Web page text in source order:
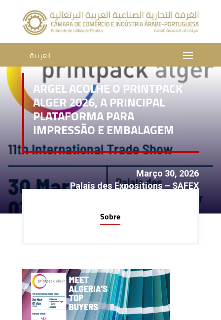
العربية
ARGEL ACOLHE O PRINTPACK
ALGER 2026, A PRINCIPAL
PLATAFORMA PARA
IMPRESSÃO E EMBALAGEM
Março 30, 2026
Palais des Expositions – SAFEX
Sobre